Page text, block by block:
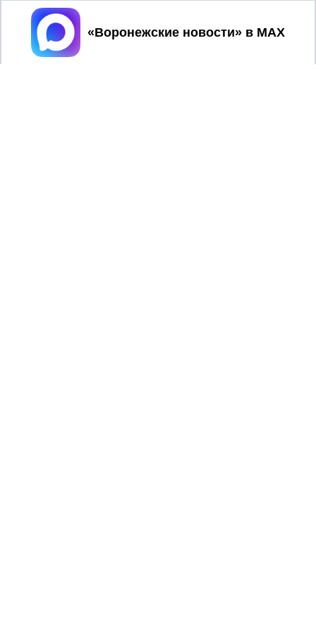
Принять